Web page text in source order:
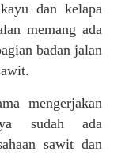
dan kelapa
memang ada
badan jalan
mengerjakan
sudah ada
sawit dan